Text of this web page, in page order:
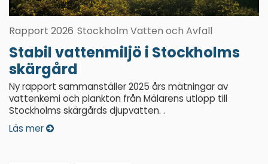
Rapport 2026 Stockholm Vatten och Avfall
Stabil vattenmiljö i Stockholms
skärgård
Ny rapport sammanställer 2025 års mätningar av
vattenkemi och plankton från Mälarens utlopp till
Stockholms skärgårds djupvatten. .
Läs mer